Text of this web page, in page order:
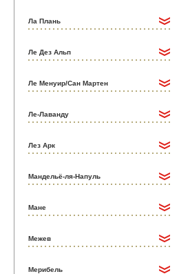
Ла Плань
Ле Дез Альп
Ле Менуир/Сан Мартен
Ле-Лаванду
Лез Арк
Мандельё-ля-Напуль
Мане
Межев
Мерибель